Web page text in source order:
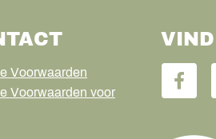
Voorwaarden
Voorwaarden voor